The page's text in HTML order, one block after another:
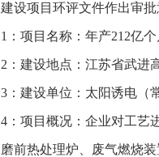
建设项目环评文件作出审
1：项目名称：年产212亿
2：建设地点：江苏省武进
3：建设单位：太阳诱电（
4：项目概况：企业对工艺
磨前热处理炉、废气燃烧